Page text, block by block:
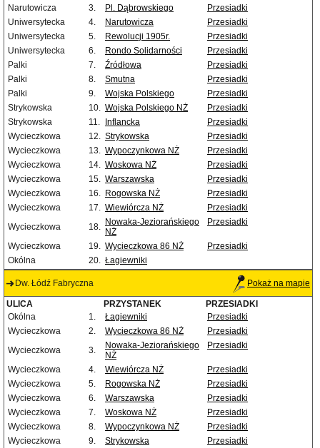
Narutowicza 3. Pl. Dąbrowskiego
Przesiadki
Uniwersytecka
4. Narutowicza
Przesiadki
Uniwersytecka
5. Rewolucji 1905r.
Przesiadki
Uniwersytecka
6. Rondo Solidarności
Przesiadki
Palki
7. Źródłowa
Przesiadki
Palki
8. Smutna
Przesiadki
Palki
9. Wojska Polskiego
Przesiadki
Strykowska
10. Wojska Polskiego NŻ
Przesiadki
Strykowska
11. Inflancka
Przesiadki
Wycieczkowa
12. Strykowska
Przesiadki
Wycieczkowa
13. Wypoczynkowa NŻ
Przesiadki
Wycieczkowa
14. Woskowa NŻ
Przesiadki
Wycieczkowa
15. Warszawska
Przesiadki
Wycieczkowa
16. Rogowska NŻ
Przesiadki
Wycieczkowa
17. Wiewiórcza NŻ
Przesiadki
Wycieczkowa
18. Nowaka-Jeziorańskiego
NŻ
Przesiadki
Wycieczkowa 19. Wycieczkowa 86 NŻ
Przesiadki
Okólna
20. Łagiewniki
Dw. Łódź Fabryczna Pokaż na mapie
ULICA PRZYSTANEK
PRZESIADKI
Okólna
1. Łagiewniki
Przesiadki
Wycieczkowa
2. Wycieczkowa 86 NŻ
Przesiadki
Wycieczkowa
3.
Nowaka-Jeziorańskiego
NŻ
Przesiadki
Wycieczkowa 4. Wiewiórcza NŻ
Przesiadki
Wycieczkowa
5. Rogowska NŻ
Przesiadki
Wycieczkowa
6. Warszawska
Przesiadki
Wycieczkowa
7. Woskowa NŻ
Przesiadki
Wycieczkowa
8. Wypoczynkowa NŻ
Przesiadki
Wycieczkowa
9. Strykowska Przesiadki